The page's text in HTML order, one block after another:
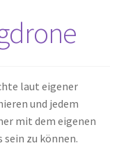
laut eigener
und jedem
mit dem eigenen
zu können.